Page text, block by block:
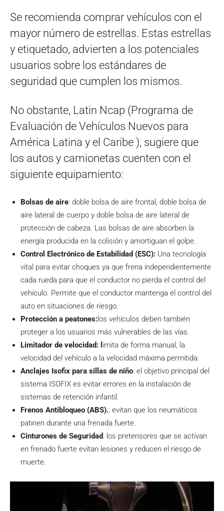
Se recomienda comprar vehículos con el
mayor número de estrellas. Estas estrellas
y etiquetado, advierten a los potenciales
usuarios sobre los estándares de
seguridad que cumplen los mismos.
No obstante, Latin Ncap (Programa de
Evaluación de Vehículos Nuevos para
América Latina y el Caribe ), sugiere que
los autos y camionetas cuenten con el
siguiente equipamiento:
Bolsas de aire: doble bolsa de aire frontal, doble bolsa de
aire lateral de cuerpo y doble bolsa de aire lateral de
protección de cabeza. Las bolsas de aire absorben la
energía producida en la colisión y amortiguan el golpe.
Control Electrónico de Estabilidad (ESC): Una tecnología
vital para evitar choques ya que frena independientemente
cada rueda para que el conductor no pierda el control del
vehículo. Permite que el conductor mantenga el control del
auto en situaciones de riesgo.
Protección a peatones:los vehículos deben también
proteger a los usuarios más vulnerables de las vías.
Limitador de velocidad: l imita de forma manual, la
velocidad del vehículo a la velocidad máxima permitida.
Anclajes Isofix para sillas de niño: el objetivo principal del
sistema ISOFIX es evitar errores en la instalación de
sistemas de retención infantil.
Frenos Antibloqueo (ABS).: evitan que los neumáticos
patinen durante una frenada fuerte.
Cinturones de Seguridad: los pretensores que se activan
en frenado fuerte evitan lesiones y reducen el riesgo de
muerte.